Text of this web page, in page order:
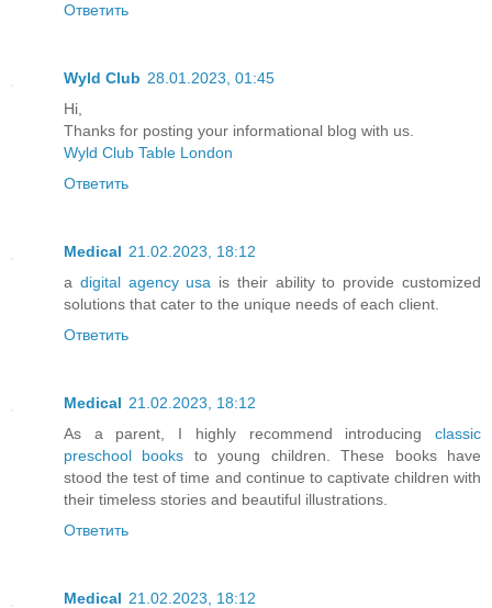
Ответить
Wyld Club 28.01.2023, 01:45
Hi,
Thanks for posting your informational blog with us.
Wyld Club Table London
Ответить
Medical 21.02.2023, 18:12
a digital agency usa is their ability to provide customized
solutions that cater to the unique needs of each client.
Ответить
Medical 21.02.2023, 18:12
As a parent, I highly recommend introducing classic
preschool books to young children. These books have
stood the test of time and continue to captivate children with
their timeless stories and beautiful illustrations.
Ответить
Medical 21.02.2023, 18:12